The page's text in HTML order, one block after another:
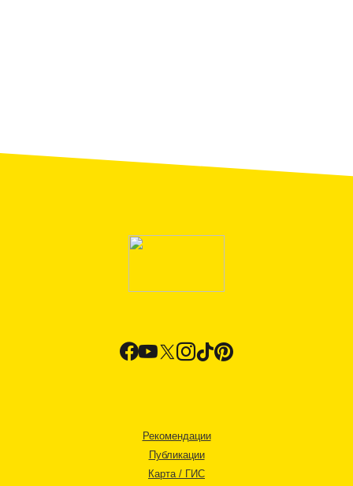
Рекомендации
Публикации
Карта / ГИС